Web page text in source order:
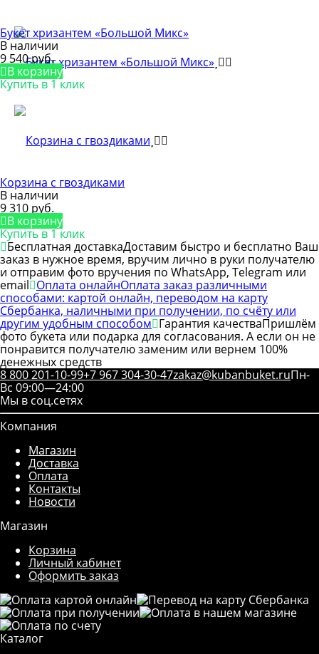
Букет хризантем «Большой Микс»
В наличии
9 540 руб.
В корзину
Купить в 1 клик
Корзина с гвоздиками
В наличии
9 310 руб.
В корзину
Купить в 1 клик
Бесплатная доставкаДоставим быстро и бесплатно Ваш
заказ в нужное время, вручим лично в руки получателю
и отправим фото вручения по WhatsApp, Telegram или
email Оплата онлайнОплата заказ различными
способами: картой онлайн, переводом на карту
Сбербанка, наличными при получении, по счёту или
другим удобным способом Гарантия качестваПришлём
фото букета или подарка для согласования. А если он не
понравится получателю заменим или вернем 100%
денежных средств
8 800 201-10-99+7 967 304-30-47zakaz@kubanbuket.ruПн-
Вс 09:00—24:00
Мы в соц.сетях
Компания
Магазин
Доставка
Оплата
Контакты
Новости
Магазин
Корзина
Личный кабинет
Оформить заказ
Каталог